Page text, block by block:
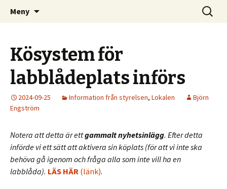
Uppsala Makerspace
Kom och skapa i Uppsala!
Meny
Sök
efter:
Kösystem för
labblådeplats införs
2024-09-25 Information från styrelsen, Lokalen
Björn
Engström
Notera att detta är ettgammalt nyhetsinlägg. Efter detta
införde vi ett sätt att aktivera sin köplats (för att vi inte ska
behöva gå igenom och fråga alla som inte vill ha en
labblåda). LÄS HÄR (länk).